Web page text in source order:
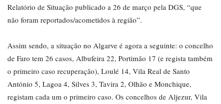
Relatório de Situação publicado a 26 de março pela DGS, “que
não foram reportados/acometidos à região”.
Assim sendo, a situação no Algarve é agora a seguinte: o concelho
de Faro tem 26 casos, Albufeira 22, Portimão 17 (e regista também
o primeiro caso recuperação), Loulé 14, Vila Real de Santo
António 5, Lagoa 4, Silves 3, Tavira 2, Olhão e Monchique,
registam cada um o primeiro caso. Os concelhos de Aljezur, Vila